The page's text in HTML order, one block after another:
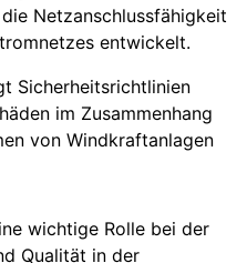
Netzanschlussfähigkeit
entwickelt.
Sicherheitsrichtlinien
im Zusammenhang
von Windkraftanlagen
wichtige Rolle bei der
Qualität in der